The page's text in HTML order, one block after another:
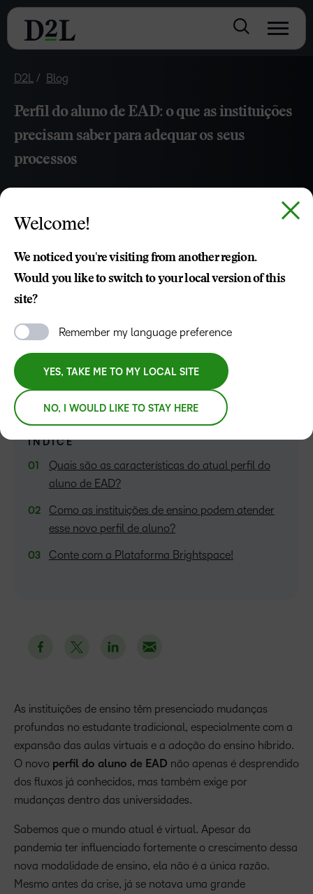
D2L Blog
Perfil do aluno de EAD: o que as instituições
precisam saber para adequar os seus
processos
Entenda qual é o novo perfil do aluno de EAD e como as
instituições podem adequar os seus processos para
atender essa demanda.
Tomas Bomfim
As instituições de ensino têm presenciado mudanças
profundas no estudante tradicional, especialmente com a
expansão das aulas virtuais e a adoção do ensino híbrido.
O novo perfil do aluno de EAD não apenas é desprendido
dos fluxos já conhecidos, mas também exige por
mudanças dentro das universidades.
Sabemos que o mundo atual é virtual. Apesar da
pandemia ter influenciado fortemente o crescimento dessa
nova modalidade de ensino, ela não é a única razão.
Mesmo antes da crise, já se notava uma grande
ÍNDICE
Quais são as características do atual perfil do
aluno de EAD?
Como as instituições de ensino podem atender
esse novo perfil de aluno?
Conte com a Plataforma Brightspace!
Welcome!
We noticed you're visiting from another region.
Would you like to switch to your local version of this
site?
Remember my language preference
YES, TAKE ME TO MY LOCAL SITE
NO, I WOULD LIKE TO STAY HERE